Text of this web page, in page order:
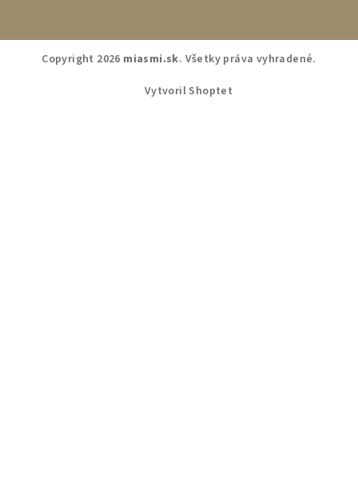
Copyright 2026 miasmi.sk. Všetky práva vyhradené.
Vytvoril Shoptet